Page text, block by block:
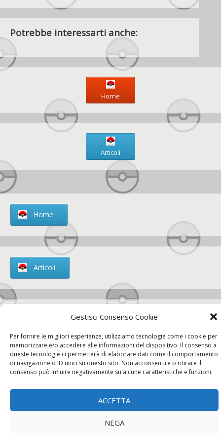
Gestisci Consenso Cookie
Per fornire le migliori esperienze, utilizziamo tecnologie come i cookie per
memorizzare e/o accedere alle informazioni del dispositivo. Il consenso a
queste tecnologie ci permetterà di elaborare dati come il comportamento
di navigazione o ID unici su questo sito. Non acconsentire o ritirare il
consenso può influire negativamente su alcune caratteristiche e funzioni.
ACCETTA
NEGA
Potrebbe interessarti anche:
Home
Articoli
Home
Articoli
Chi siamo
Contatti